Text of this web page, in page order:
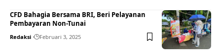
CFD Bahagia Bersama BRI, Beri Pelayanan
Pembayaran Non-Tunai
Redaksi Februari 3, 2025